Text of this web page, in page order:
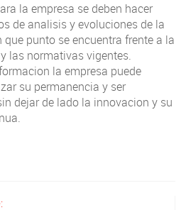
la empresa se deben hacer
de analisis y evoluciones de la
punto se encuentra frente a la
las normativas vigentes.
la empresa puede
su permanencia y ser
dejar de lado la innovacion y su